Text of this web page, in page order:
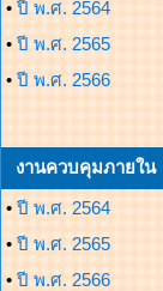
• ปี พ.ศ. 2564
• ปี พ.ศ. 2565
• ปี พ.ศ. 2566
งานควบคุมภายใน
• ปี พ.ศ. 2564
• ปี พ.ศ. 2565
• ปี พ.ศ. 2566